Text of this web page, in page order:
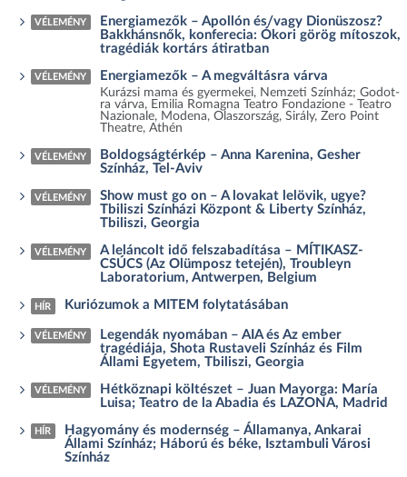
VÉLEMÉNY
Energiamezők – Apollón és/vagy Dionüszosz?
Bakkhánsnők, konferecia: Ókori görög mítoszok,
tragédiák kortárs átiratban
VÉLEMÉNY Energiamezők – A megváltásra várva
Kurázsi mama és gyermekei, Nemzeti Színház; Godot-
ra várva, Emilia Romagna Teatro Fondazione - Teatro
Nazionale, Modena, Olaszország, Sirály, Zero Point
Theatre, Athén
VÉLEMÉNY
Boldogságtérkép – Anna Karenina, Gesher
Színház, Tel-Aviv
VÉLEMÉNY
Show must go on – A lovakat lelövik, ugye?
Tbiliszi Színházi Központ & Liberty Színház,
Tbiliszi, Georgia
VÉLEMÉNY
A leláncolt idő felszabadítása – MÍTIKASZ-
CSÚCS (Az Olümposz tetején), Troubleyn
Laboratorium, Antwerpen, Belgium
HÍR Kuriózumok a MITEM folytatásában
VÉLEMÉNY
Legendák nyomában – AIA és Az ember
tragédiája, Shota Rustaveli Színház és Film
Állami Egyetem, Tbiliszi, Georgia
VÉLEMÉNY
Hétköznapi költészet – Juan Mayorga: María
Luisa; Teatro de la Abadia és LAZONA, Madrid
HÍR
Hagyomány és modernség – Államanya, Ankarai
Állami Színház; Háború és béke, Isztambuli Városi
Színház